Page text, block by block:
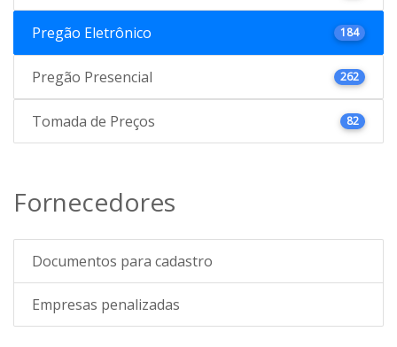
Pregão Eletrônico 184
Pregão Presencial 262
Tomada de Preços 82
Fornecedores
Documentos para cadastro
Empresas penalizadas